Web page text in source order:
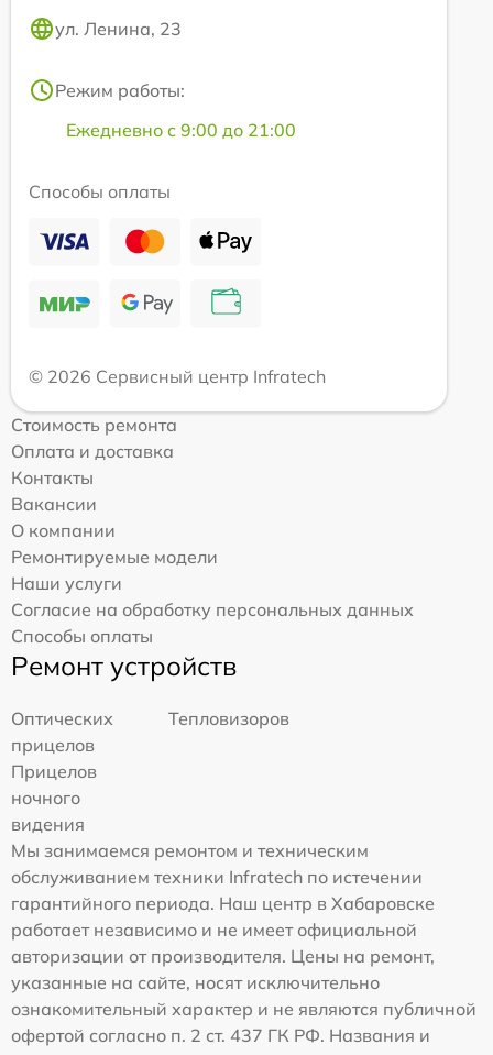
ул. Ленина, 23
Режим работы:
Ежедневно с 9:00 до 21:00
Способы оплаты
© 2026 Сервисный центр Infratech
Стоимость ремонта
Оплата и доставка
Контакты
Вакансии
О компании
Ремонтируемые модели
Наши услуги
Согласие на обработку персональных данных
Способы оплаты
Ремонт устройств
Оптических
прицелов
Тепловизоров
Прицелов
ночного
видения
Мы занимаемся ремонтом и техническим
обслуживанием техники Infratech по истечении
гарантийного периода. Наш центр в Хабаровске
работает независимо и не имеет официальной
авторизации от производителя. Цены на ремонт,
указанные на сайте, носят исключительно
ознакомительный характер и не являются публичной
офертой согласно п. 2 ст. 437 ГК РФ. Названия и